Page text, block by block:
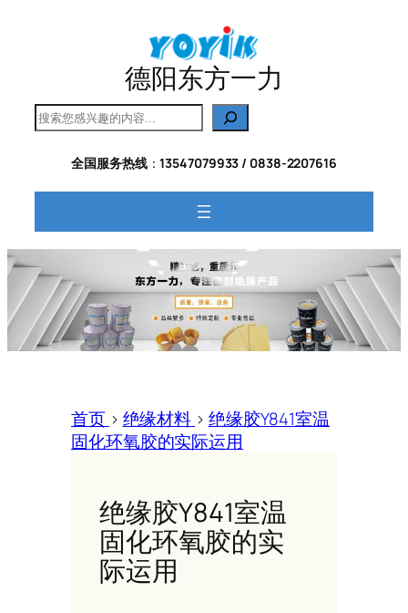
德阳东方一力
搜
索
全国服务热线：13547079933 / 0838-2207616
首页 > 绝缘材料 > 绝缘胶Y841室温
固化环氧胶的实际运用
绝缘胶Y841室温
固化环氧胶的实
际运用